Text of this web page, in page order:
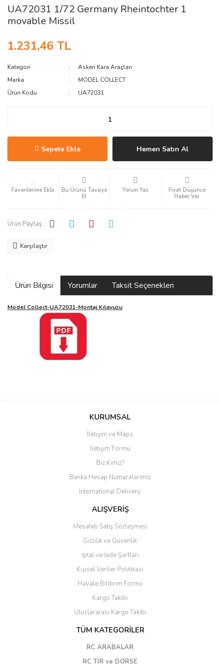
UA72031 1/72 Germany Rheintochter 1
movable Missil
1.231,46 TL
Kategori
Askeri Kara Araçları
Marka
MODEL COLLECT
Ürün Kodu
UA72031
Sepete Ekle Hemen Satın Al
Bu Ürünü Tavsiye
Et
Yorum Yaz
Fiyat Düşünce
Haber Ver
Ürün Paylaş :
Karşılaştır
Ürün Bilgisi Yorumlar Taksit Seçenekleri
Model Collect-UA72031-Montaj Kılavuzu
Bu ürüne ilk yorumu siz yapın!
Yorum Yaz
KURUMSAL
İletişim ve Maps
İletişim Formu
Biz Kimiz?
Banka Hesap Numaralarımız
International Delivery
ALIŞVERİŞ
Mesafeli Satış Sözleşmesi
Gizlilik ve Güvenlik
İptal ve İade Şartları
Kişisel Veriler Politikası
Havale Bildirim Formu
Kargo Takibi
Uluslararası Kargo Takibi
TÜM KATEGORİLER
RC ARABALAR
RC TIR ve DORSE